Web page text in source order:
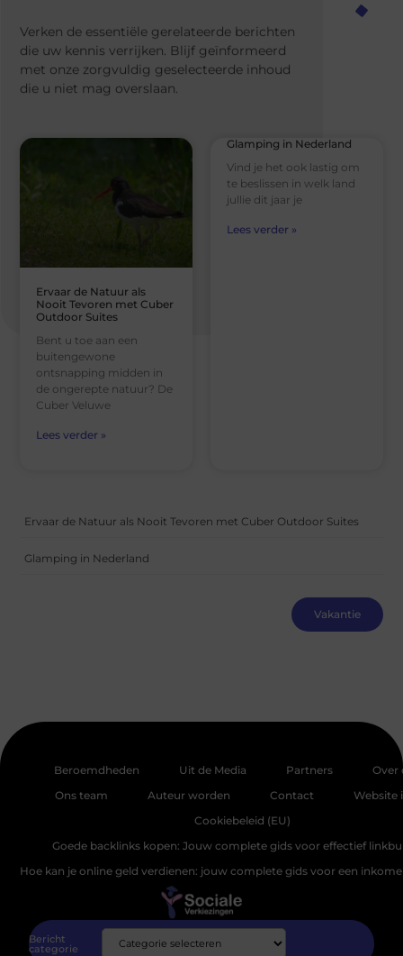
Verken de essentiële gerelateerde berichten
die uw kennis verrijken. Blijf geïnformeerd
met onze zorgvuldig geselecteerde inhoud
die u niet mag overslaan.
Ervaar de Natuur als
Nooit Tevoren met Cuber
Outdoor Suites
Bent u toe aan een
buitengewone
ontsnapping midden in
de ongerepte natuur? De
Cuber Veluwe
Lees verder »
Glamping in Nederland
Vind je het ook lastig om
te beslissen in welk land
jullie dit jaar je
Lees verder »
Ervaar de Natuur als Nooit Tevoren met Cuber Outdoor Suites
Glamping in Nederland
Vakantie
Beroemdheden Uit de Media Partners
Over
Ons team
Auteur worden Contact
Website
Cookiebeleid (EU)
Goede backlinks kopen: Jouw complete gids voor effectief
Hoe kan je online geld verdienen: jouw complete gids voor een
Bericht
categorie